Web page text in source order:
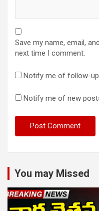
Save my name, email,
next time I comment.
Notify me of follow-
Notify me of new
You may Missed